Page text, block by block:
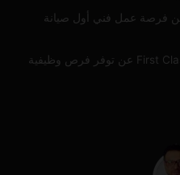
فرصة عمل فني أول صيانة